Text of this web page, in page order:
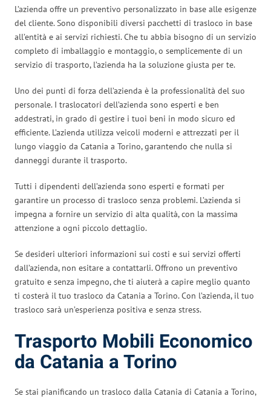
L’azienda offre un preventivo personalizzato in base alle esigenze
del cliente. Sono disponibili diversi pacchetti di trasloco in base
all’entità e ai servizi richiesti. Che tu abbia bisogno di un servizio
completo di imballaggio e montaggio, o semplicemente di un
servizio di trasporto, l’azienda ha la soluzione giusta per te.
Uno dei punti di forza dell’azienda è la professionalità del suo
personale. I traslocatori dell’azienda sono esperti e ben
addestrati, in grado di gestire i tuoi beni in modo sicuro ed
efficiente. L’azienda utilizza veicoli moderni e attrezzati per il
lungo viaggio da Catania a Torino, garantendo che nulla si
danneggi durante il trasporto.
Tutti i dipendenti dell’azienda sono esperti e formati per
garantire un processo di trasloco senza problemi. L’azienda si
impegna a fornire un servizio di alta qualità, con la massima
attenzione a ogni piccolo dettaglio.
Se desideri ulteriori informazioni sui costi e sui servizi offerti
dall’azienda, non esitare a contattarli. Offrono un preventivo
gratuito e senza impegno, che ti aiuterà a capire meglio quanto
ti costerà il tuo trasloco da Catania a Torino. Con l’azienda, il tuo
trasloco sarà un’esperienza positiva e senza stress.
Trasporto Mobili Economico
da Catania a Torino
Se stai pianificando un trasloco dalla Catania di Catania a Torino,